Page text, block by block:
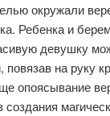
окружали
Ребенка и
девушку
повязав на руку
опоясывание